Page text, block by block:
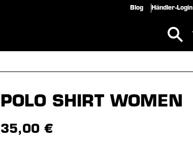
Blog Händler-Login
POLO SHIRT WOMEN
35,00 €